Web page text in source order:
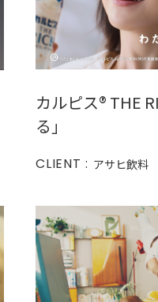
カルピス®︎ THE
る」
CLIENT : アサヒ飲料